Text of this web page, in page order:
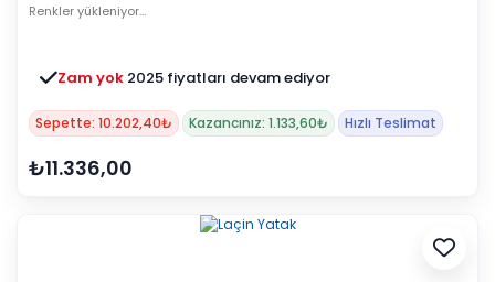
Renkler yükleniyor…
Zam yok 2025 fiyatları devam ediyor
Sepette: 10.202,40₺ Kazancınız: 1.133,60₺ Hızlı Teslimat
₺11.336,00